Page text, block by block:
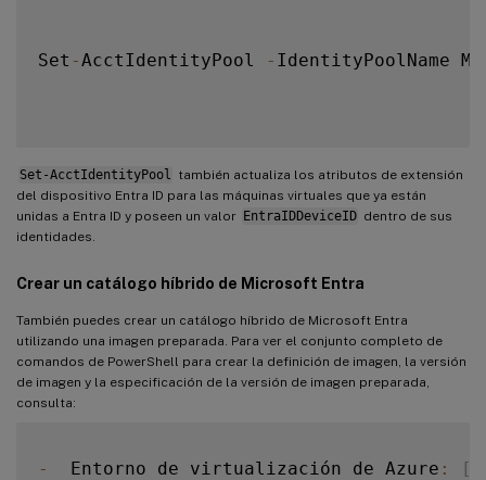
Set -AcctIdentityPool - IdentityPoolName
Set-AcctIdentityPool
también actualiza los atributos de extensión
del dispositivo Entra ID para las máquinas virtuales que ya están
unidas a Entra ID y poseen un valor EntraIDDeviceID dentro de sus
identidades.
Crear un catálogo híbrido de Microsoft Entra
También puedes crear un catálogo híbrido de Microsoft Entra
utilizando una imagen preparada. Para ver el conjunto completo de
comandos de PowerShell para crear la definición de imagen, la versión
de imagen y la especificación de la versión de imagen preparada,
consulta:
-
  Entorno de virtualización de Azure
: [